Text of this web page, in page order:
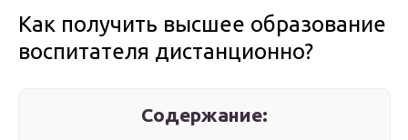
Как получить высшее образование
воспитателя дистанционно?
Содержание: